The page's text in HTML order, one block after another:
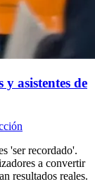
asistentes de
'ser recordado'.
a convertir
resultados reales.